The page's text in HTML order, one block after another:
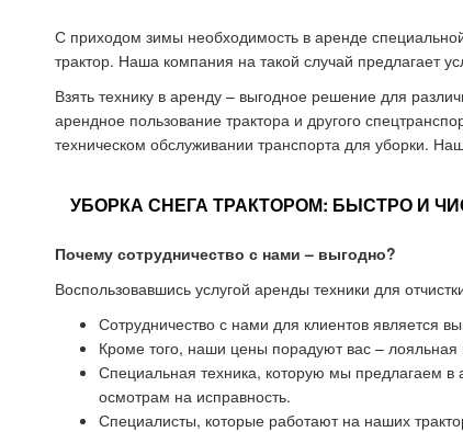
С приходом зимы необходимость в аренде
трактор. Наша компания на такой случай предлагает
Взять технику в аренду – выгодное решение для
арендное пользование трактора и другого
техническом обслуживании транспорта для уборки.
УБОРКА СНЕГА ТРАКТОРОМ: БЫСТРО И
Почему сотрудничество с нами – выгодно?
Воспользовавшись услугой аренды техники для
Сотрудничество с нами для клиентов является
Кроме того, наши цены порадуют вас – лояльная
Специальная техника, которую мы предлагаем в
осмотрам на исправность.
Специалисты, которые работают на наших